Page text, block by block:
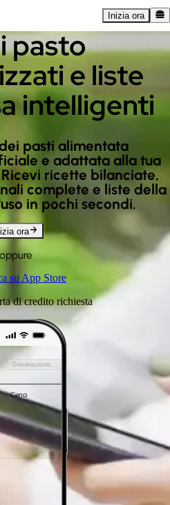
Inizia ora
pasto
e liste
intelligenti
pasti alimentata
e adattata alla tua
ricette bilanciate,
complete e liste della
in pochi secondi.
ora
oppure
di credito richiesta
Generazione...
Cena